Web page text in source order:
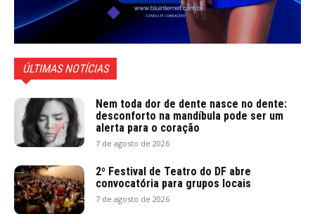
ÚLTIMAS NOTÍCIAS
Nem toda dor de dente nasce no dente:
desconforto na mandíbula pode ser um
alerta para o coração
7 de agosto de 2026
2º Festival de Teatro do DF abre
convocatória para grupos locais
7 de agosto de 2026